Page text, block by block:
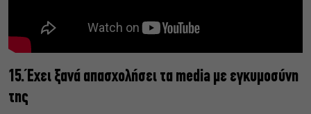
15. Έχει ξανά απασχολήσει τα media με εγκυμοσύνη
της